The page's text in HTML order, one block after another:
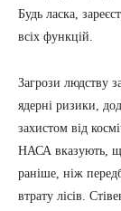
Будь ласка,
всіх функцій.
Загрози людству
ядерні ризики,
захистом від
НАСА вказують,
раніше, ніж
втрату лісів.